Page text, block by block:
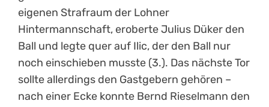
eigenen Strafraum der Lohner
Hintermannschaft, eroberte Julius Düker den
Ball und legte quer auf Ilic, der den Ball nur
noch einschieben musste (3.). Das nächste Tor
sollte allerdings den Gastgebern gehören –
nach einer Ecke konnte Bernd Rieselmann den